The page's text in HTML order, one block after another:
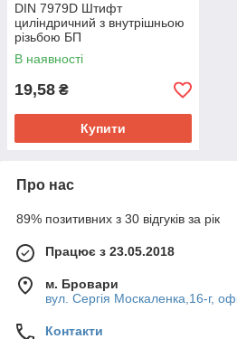
DIN 7979D Штифт
циліндричний з внутрішньою
різьбою БП
В наявності
19,58 ₴
Купити
Про нас
89% позитивних з 30 відгуків за рік
Працює з 23.05.2018
м. Бровари
вул. Сергія Москаленка,16-г,
Контакти